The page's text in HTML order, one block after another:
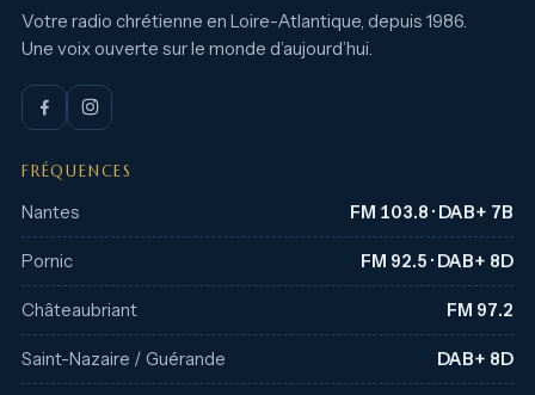
Votre radio chrétienne en Loire-Atlantique, depuis 1986.
Une voix ouverte sur le monde d’aujourd’hui.
FRÉQUENCES
Nantes FM 103.8 · DAB+ 7B
Pornic FM 92.5 · DAB+ 8D
Châteaubriant FM 97.2
Saint-Nazaire / Guérande DAB+ 8D